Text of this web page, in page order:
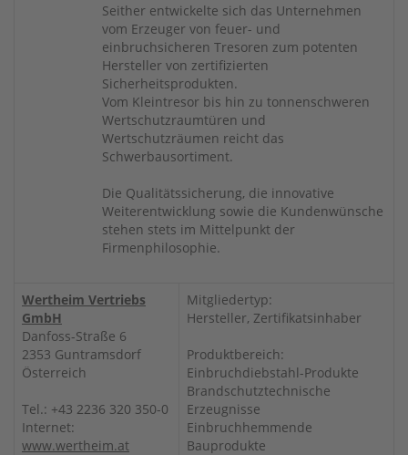
Seither entwickelte sich das Unternehmen
vom Erzeuger von feuer- und
einbruchsicheren Tresoren zum potenten
Hersteller von zertifizierten
Sicherheitsprodukten.
Vom Kleintresor bis hin zu tonnenschweren
Wertschutzraumtüren und
Wertschutzräumen reicht das
Schwerbausortiment.
Die Qualitätssicherung, die innovative
Weiterentwicklung sowie die Kundenwünsche
stehen stets im Mittelpunkt der
Firmenphilosophie.
Wertheim Vertriebs
GmbH
Danfoss-Straße 6
2353 Guntramsdorf
Österreich
Tel.: +43 2236 320 350-0
Internet:
www.wertheim.at
Mitgliedertyp:
Hersteller, Zertifikatsinhaber
Produktbereich:
Einbruchdiebstahl-Produkte
Brandschutztechnische
Erzeugnisse
Einbruchhemmende
Bauprodukte